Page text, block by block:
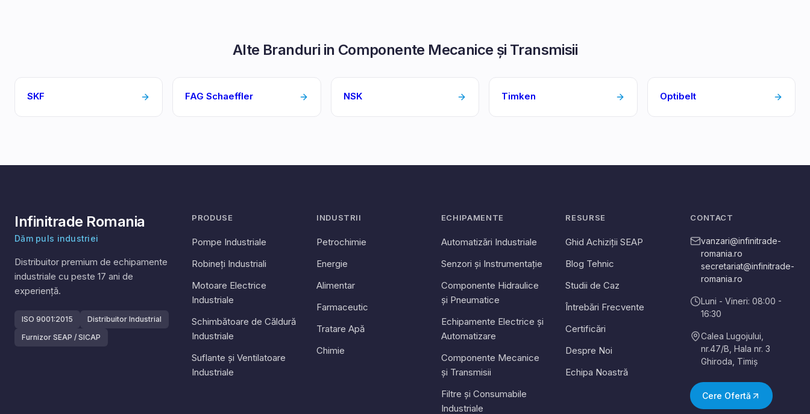
Alte Branduri in Componente Mecanice și Transmisii
SKF FAG Schaeffler NSK Timken Optibelt
Infinitrade Romania
Dăm puls industriei
Distribuitor premium de echipamente
industriale cu peste 17 ani de
experiență.
ISO 9001:2015
Distribuitor Industrial
Furnizor SEAP / SICAP
PRODUSE
Pompe Industriale
Robineți Industriali
Motoare Electrice
Industriale
Schimbătoare de Căldură
Industriale
Suflante și Ventilatoare
Industriale
INDUSTRII
Petrochimie
Energie
Alimentar
Farmaceutic
Tratare Apă
Chimie
ECHIPAMENTE
Automatizări Industriale
Senzori și Instrumentație
Componente Hidraulice
și Pneumatice
Echipamente Electrice și
Automatizare
Componente Mecanice
și Transmisii
Filtre și Consumabile
Industriale
RESURSE
Ghid Achiziții SEAP
Blog Tehnic
Studii de Caz
Întrebări Frecvente
Certificări
Despre Noi
Echipa Noastră
CONTACT
vanzari@infinitrade-
romania.ro
secretariat@infinitrade-
romania.ro
Luni - Vineri: 08:00 -
16:30
Calea Lugojului,
nr.47/B, Hala nr. 3
Ghiroda Timiș
Cere Ofertă